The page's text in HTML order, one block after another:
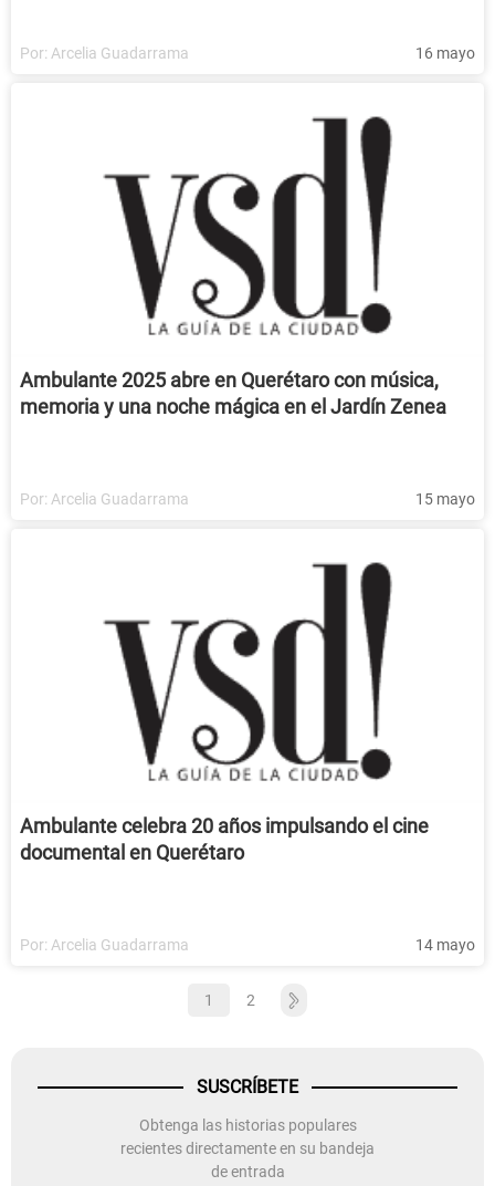
Por: Arcelia Guadarrama 16 mayo
Ambulante 2025 abre en Querétaro con música,
memoria y una noche mágica en el Jardín Zenea
Por: Arcelia Guadarrama 15 mayo
Ambulante celebra 20 años impulsando el cine
documental en Querétaro
Por: Arcelia Guadarrama 14 mayo
1 2
SUSCRÍBETE
Obtenga las historias populares
recientes directamente en su bandeja
de entrada